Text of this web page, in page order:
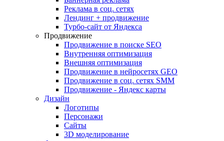
Реклама в соц. сетях
Лендинг + продвижение
Турбо-сайт от Яндекса
Продвижение
Продвижение в поиске SEO
Внутренняя оптимизация
Внешняя оптимизация
Продвижение в нейросетях GEO
Продвижение в соц. сетях SMM
Продвижение - Яндекс карты
Дизайн
Логотипы
Персонажи
Сайты
3D моделирование